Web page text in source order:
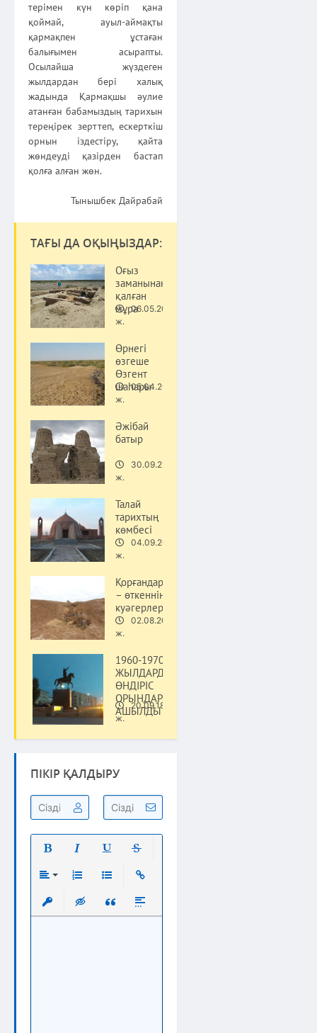
терімен күн көріп қана
қоймай, ауыл-аймақты
қармақпен ұстаған
балығымен асырапты.
Осылайша жүздеген
жылдардан бері халық
жадында Қармақшы әулие
атанған бабамыздың тарихын
тереңірек зерттеп, ескерткіш
орнын іздестіру, қайта
жөндеуді қазірден бастап
қолға алған жөн.
Тынышбек Дайрабай
ТАҒЫ ДА ОҚЫҢЫЗДАР:
Оғыз
заманынан
қалған
мұра06.05.20
ж.
Өрнегі
өзгеше
Өзгент
шаһары
05.04.20
ж.
Әжібай
батыр
30.09.21
ж.
Талай
тарихтың
көмбесі
04.09.20
ж.
Қорғандар
– өткеннің
куәгерлері
02.08.20
ж.
1960-1970
ЖЫЛДАРДА
ӨНДІРІС
ОРЫНДАРЫ
АШЫЛДЫ
20.09.18
ж.
ПІКІР ҚАЛДЫРУ
Вставить защищенную ссылку
Вставка скрытого текста
Вставка цитаты
Вставка спойлера